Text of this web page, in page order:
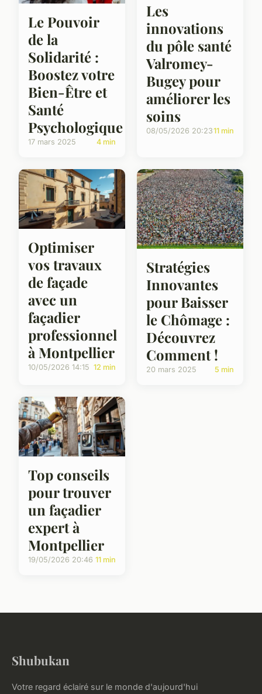
Le Pouvoir
de la
Solidarité :
Boostez votre
Bien-Être et
Santé
Psychologique
17 mars 2025 4 min
Les
innovations
du pôle santé
Valromey-
Bugey pour
améliorer les
soins
08/05/2026 20:2311 min
Optimiser
vos travaux
de façade
avec un
façadier
professionnel
à Montpellier
10/05/2026 14:15 12 min
Stratégies
Innovantes
pour Baisser
le Chômage :
Découvrez
Comment !
20 mars 2025 5 min
Top conseils
pour trouver
un façadier
expert à
Montpellier
19/05/2026 20:46 11 min
Shubukan
Votre regard éclairé sur le monde d'aujourd'hui